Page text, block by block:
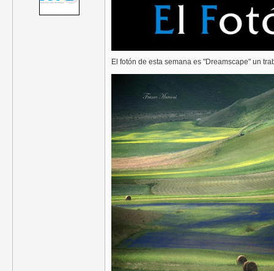
El fotón de esta semana es "Dreamscape" un